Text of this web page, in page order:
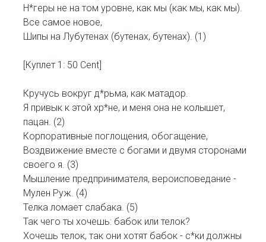
Н*геры не на том уровне, как мы (как мы, как мы).
Все самое новое,
Шипы на Лубутенах (бутенах, бутенах). (1)
[Куплет 1: 50 Cent]
Кручусь вокруг д*рьма, как матадор.
Я привык к этой хр*не, и меня она не колышет,
пацан. (2)
Корпоративные поглощения, обогащение,
Воздвижение вместе с богами и двумя сторонами
своего я. (3)
Мышление предпринимателя, вероисповедание -
Мулен Руж. (4)
Телка ломает слабака. (5)
Так чего ты хочешь: бабок или телок?
Хочешь телок, так они хотят бабок - с*ки должны